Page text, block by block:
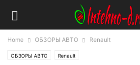
Home ОБЗОРЫ АВТО Renault
ОБЗОРЫ АВТО Renault